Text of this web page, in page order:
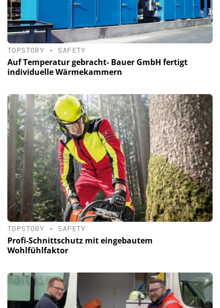
TOPSTORY • SAFETY
Auf Temperatur gebracht- Bauer GmbH fertigt
individuelle Wärmekammern
TOPSTORY • SAFETY
Profi-Schnittschutz mit ­eingebautem
Wohlfühlfaktor